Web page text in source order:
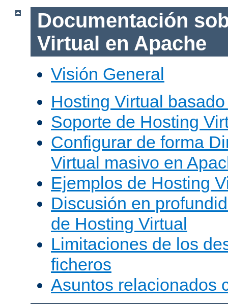
Documentación
Virtual en Apache
Visión General
Hosting Virtual
Soporte de Hosting
Configurar de forma
Virtual masivo en
Ejemplos de Hosting
Discusión en
de Hosting Virtual
Limitaciones de los
ficheros
Asuntos relacionados